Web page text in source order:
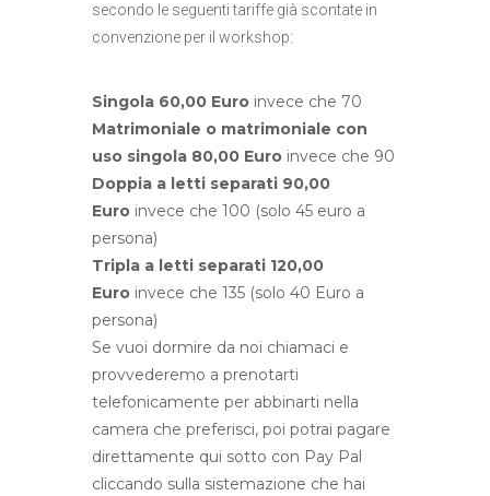
secondo le seguenti tariffe già scontate in
convenzione per il workshop:
Singola 60,00 Euro invece che 70
Matrimoniale o matrimoniale con
uso singola 80,00 Euro invece che 90
Doppia a letti separati 90,00
Euro invece che 100 (solo 45 euro a
persona)
Tripla a letti separati 120,00
Euro invece che 135 (solo 40 Euro a
persona)
Se vuoi dormire da noi chiamaci e
provvederemo a prenotarti
telefonicamente per abbinarti nella
camera che preferisci, poi potrai pagare
direttamente qui sotto con Pay Pal
cliccando sulla sistemazione che hai